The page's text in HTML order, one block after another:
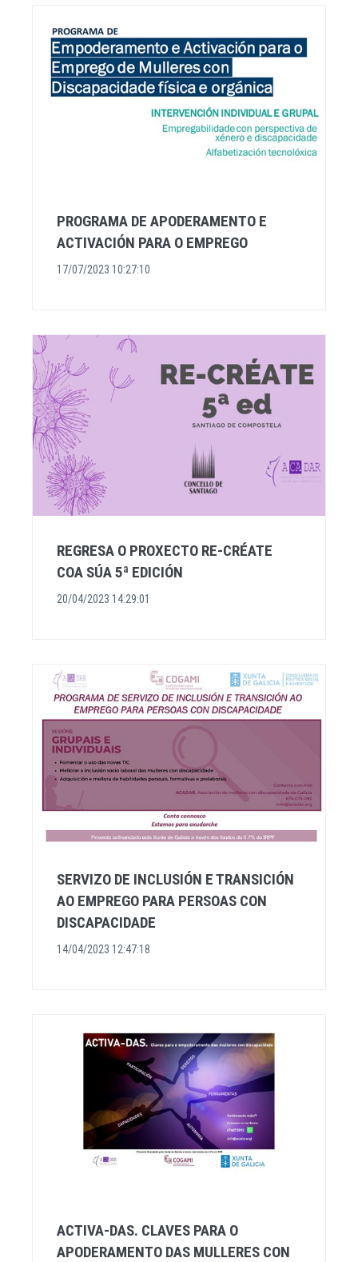
PROGRAMA DE APODERAMENTO E
ACTIVACIÓN PARA O EMPREGO
17/07/2023 10:27:10
REGRESA O PROXECTO RE-CRÉATE
COA SÚA 5ª EDICIÓN
20/04/2023 14:29:01
SERVIZO DE INCLUSIÓN E TRANSICIÓN
AO EMPREGO PARA PERSOAS CON
DISCAPACIDADE
14/04/2023 12:47:18
ACTIVA-DAS. CLAVES PARA O
APODERAMENTO DAS MULLERES CON